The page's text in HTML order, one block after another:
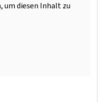
um diesen Inhalt zu